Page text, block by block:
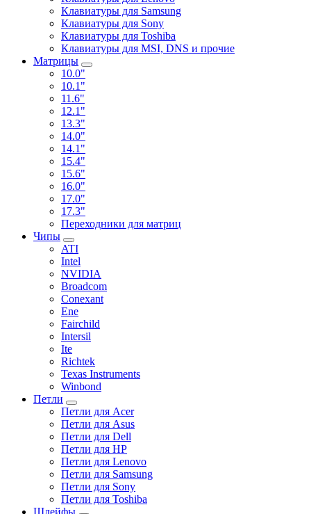
Клавиатуры для Samsung
Клавиатуры для Sony
Клавиатуры для Toshiba
Клавиатуры для MSI, DNS и прочие
Матрицы
10.0"
10.1"
11.6"
12.1"
13.3"
14.0"
14.1"
15.4"
15.6"
16.0"
17.0"
17.3"
Переходники для матриц
Чипы
ATI
Intel
NVIDIA
Broadcom
Conexant
Ene
Fairchild
Intersil
Ite
Richtek
Texas Instruments
Winbond
Петли
Петли для Acer
Петли для Asus
Петли для Dell
Петли для HP
Петли для Lenovo
Петли для Samsung
Петли для Sony
Петли для Toshiba
Шлейфы